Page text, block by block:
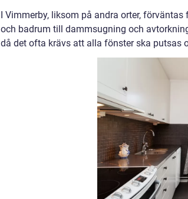
I Vimmerby, liksom på andra orter,
och badrum till dammsugning och
då det ofta krävs att alla fönster ska putsas